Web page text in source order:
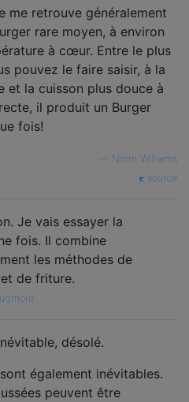
me retrouve généralement
rare moyen, à environ
à cœur. Entre le plus
pouvez le faire saisir, à la
et la cuisson plus douce à
il produit un Burger
fois!
Norm Williams
source
Je vais essayer la
fois. Il combine
les méthodes de
de friture.
désolé.
également inévitables.
peuvent être